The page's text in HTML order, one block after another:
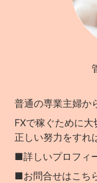
普通の専業主婦か
FXで稼ぐために
正しい努力をすれ
■詳しいプロフィ
■お問合せはこち